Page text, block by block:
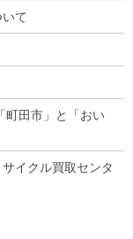
て
町田市」と「おい
イクル買取センタ